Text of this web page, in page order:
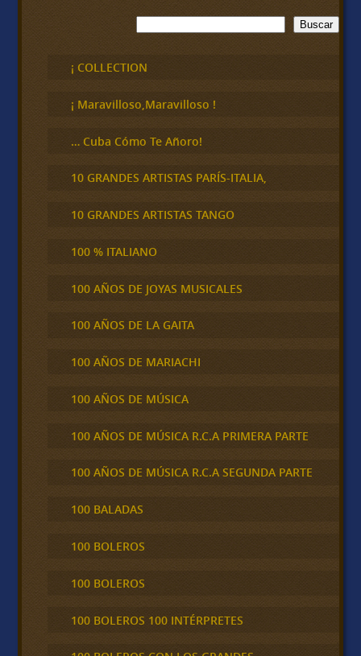
B
u
c
a
Buscar
¡ COLLECTION
¡ Maravilloso,Maravilloso !
… Cuba Cómo Te Añoro!
10 GRANDES ARTISTAS PARÍS-ITALIA,
10 GRANDES ARTISTAS TANGO
100 % ITALIANO
100 AÑOS DE JOYAS MUSICALES
100 AÑOS DE LA GAITA
100 AÑOS DE MARIACHI
100 AÑOS DE MÚSICA
100 AÑOS DE MÚSICA R.C.A PRIMERA PARTE
100 AÑOS DE MÚSICA R.C.A SEGUNDA PARTE
100 BALADAS
100 BOLEROS
100 BOLEROS
100 BOLEROS 100 INTÉRPRETES